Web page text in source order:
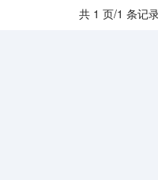
共 1 页/1 条记